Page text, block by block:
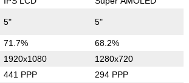
5" 5"
71.7% 68.2%
1920x1080 1280x720
441 PPP 294 PPP